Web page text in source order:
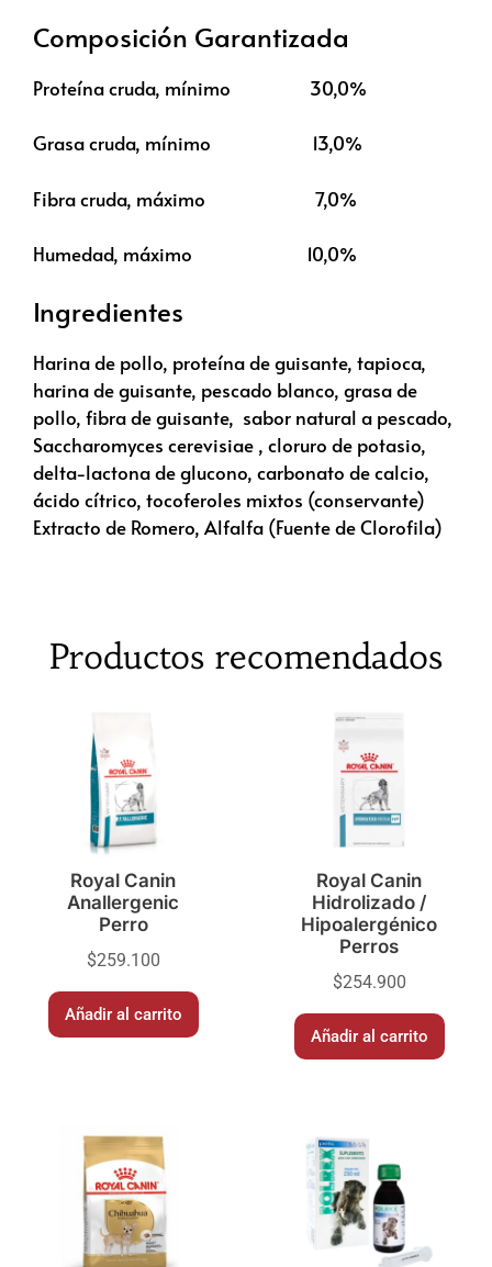
Composición Garantizada
Proteína cruda, mínimo 30,0%
Grasa cruda, mínimo 13,0%
Fibra cruda, máximo 7,0%
Humedad, máximo 10,0%
Ingredientes
Harina de pollo, proteína de guisante, tapioca,
harina de guisante, pescado blanco, grasa de
pollo, fibra de guisante, sabor natural a pescado,
Saccharomyces cerevisiae , cloruro de potasio,
delta-lactona de glucono, carbonato de calcio,
ácido cítrico, tocoferoles mixtos (conservante)
Extracto de Romero, Alfalfa (Fuente de Clorofila)
Productos recomendados
Royal Canin
Anallergenic
Perro
$259.100
Añadir al carrito
Royal Canin
Hidrolizado /
Hipoalergénico
Perros
$254.900
Añadir al carrito